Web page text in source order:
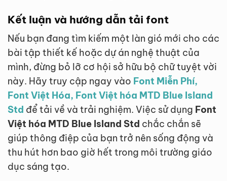
Kết luận và hướng dẫn tải font
Nếu bạn đang tìm kiếm một làn gió mới cho các
bài tập thiết kế hoặc dự án nghệ thuật của
mình, đừng bỏ lỡ cơ hội sở hữu bộ chữ tuyệt vời
này. Hãy truy cập ngay vào Font Miễn Phí,
Font Việt Hóa, Font Việt hóa MTD Blue Island
Std để tải về và trải nghiệm. Việc sử dụng Font
Việt hóa MTD Blue Island Std chắc chắn sẽ
giúp thông điệp của bạn trở nên sống động và
thu hút hơn bao giờ hết trong môi trường giáo
dục sáng tạo.